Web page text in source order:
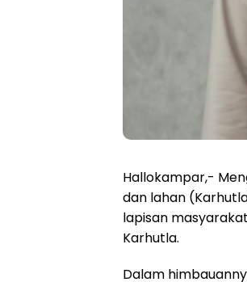
Hallokampar,-
dan lahan
lapisan
Karhutla.
Dalam